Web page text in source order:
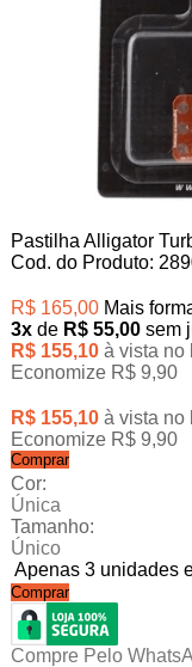
Pastilha Alligator
Cod. do Produto:
R$ 165,00 Mais
3xde R$ 55,00 sem
R$ 155,10 à vista no
Economize R$ 9,90
R$ 155,10 à vista no
Economize R$ 9,90
Comprar
Cor:
Única
Tamanho:
Único
Apenas 3 unidades
Comprar
Compre Pelo